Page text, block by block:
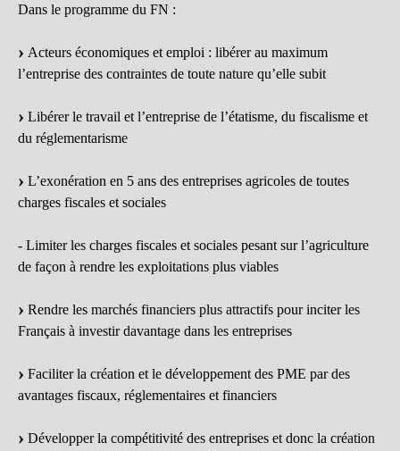
Dans le programme du FN :
Acteurs économiques et emploi : libérer au maximum
l’entreprise des contraintes de toute nature qu’elle subit
Libérer le travail et l’entreprise de l’étatisme, du fiscalisme et
du réglementarisme
L’exonération en 5 ans des entreprises agricoles de toutes
charges fiscales et sociales
- Limiter les charges fiscales et sociales pesant sur l’agriculture
de façon à rendre les exploitations plus viables
Rendre les marchés financiers plus attractifs pour inciter les
Français à investir davantage dans les entreprises
Faciliter la création et le développement des PME par des
avantages fiscaux, réglementaires et financiers
Développer la compétitivité des entreprises et donc la création